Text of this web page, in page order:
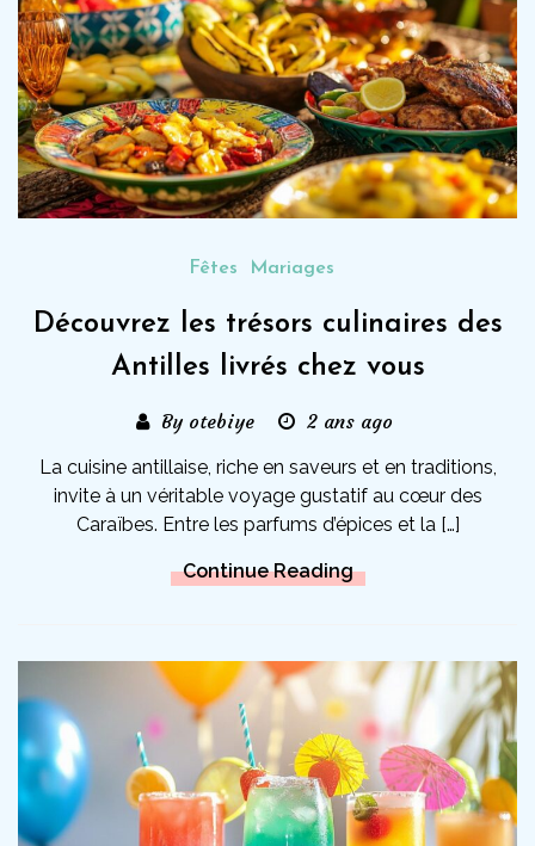
Fêtes Mariages
Découvrez les trésors culinaires des
Antilles livrés chez vous
By otebiye 2 ans ago
La cuisine antillaise, riche en saveurs et en traditions,
invite à un véritable voyage gustatif au cœur des
Caraïbes. Entre les parfums d’épices et la […]
Continue Reading